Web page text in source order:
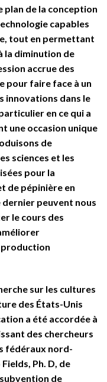
plan de la conception
capables
tout en permettant
la diminution de
accrue des
pour faire face à un
innovations dans le
en ce qui a
une occasion unique
de
sciences et les
pour la
de pépinière en
peuvent nous
le cours des
production
sur les cultures
des États-Unis
a été accordée à
des chercheurs
fédéraux nord-
Ph. D, de
de